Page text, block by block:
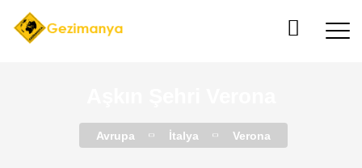
Avrupa İtalya Verona